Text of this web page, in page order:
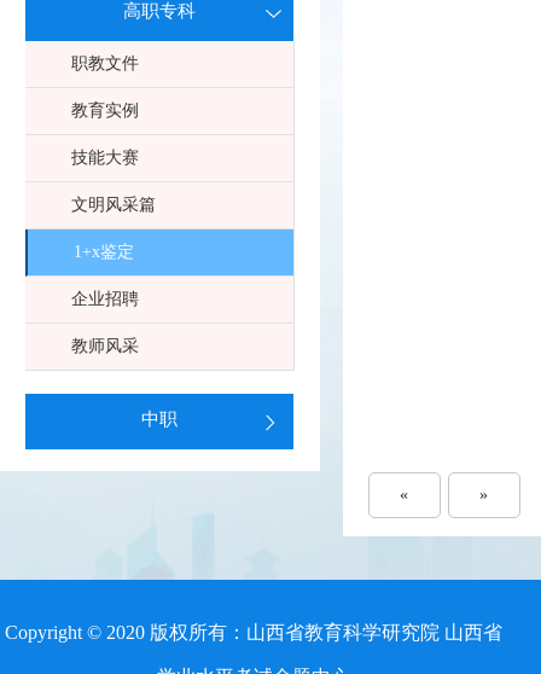
高职专科
职教文件
教育实例
技能大赛
文明风采篇
1+x鉴定
企业招聘
教师风采
中职
« »
Copyright © 2020 版权所有：山西省教育科学研究院 山西省